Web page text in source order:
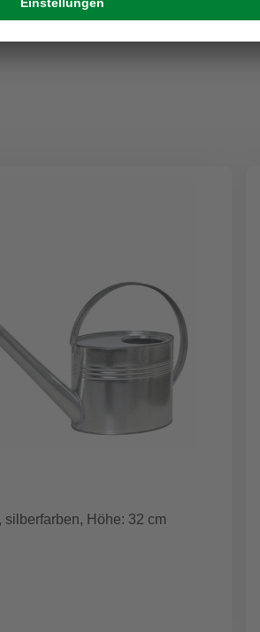
silberfarben, Höhe: 32 cm